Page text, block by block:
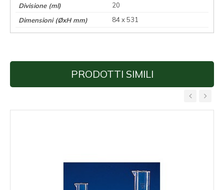
20
84 x 531
PRODOTTI SIMILI
‹ ›